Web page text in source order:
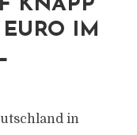
KNAPP
IM
in